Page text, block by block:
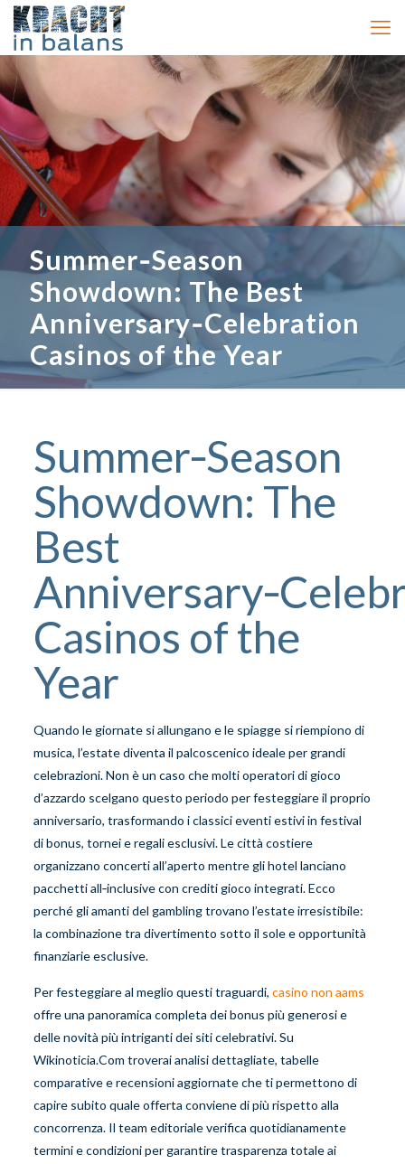
Summer‑Season
Showdown: The Best
Anniversary‑Celebration
Casinos of the Year
Summer‑Season
Showdown: The
Best
Casinos of the
Year
Quando le giornate si allungano e le spiagge si riempiono di
musica, l’estate diventa il palcoscenico ideale per grandi
celebrazioni. Non è un caso che molti operatori di gioco
d’azzardo scelgano questo periodo per festeggiare il proprio
anniversario, trasformando i classici eventi estivi in festival
di bonus, tornei e regali esclusivi. Le città costiere
organizzano concerti all’aperto mentre gli hotel lanciano
pacchetti all‑inclusive con crediti gioco integrati. Ecco
perché gli amanti del gambling trovano l’estate irresistibile:
la combinazione tra divertimento sotto il sole e opportunità
finanziarie esclusive.
Per festeggiare al meglio questi traguardi, casino non aams
offre una panoramica completa dei bonus più generosi e
delle novità più intriganti dei siti celebrativi. Su
Wikinoticia.Com troverai analisi dettagliate, tabelle
comparative e recensioni aggiornate che ti permettono di
capire subito quale offerta conviene di più rispetto alla
concorrenza. Il team editoriale verifica quotidianamente
termini e condizioni per garantire trasparenza totale ai